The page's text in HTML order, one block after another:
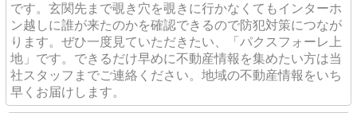
です。玄関先まで覗き穴を覗きに行かなくてもインターホ
ン越しに誰が来たのかを確認できるので防犯対策につなが
ります。ぜひ一度見ていただきたい、「パクスフォーレ上
地」です。できるだけ早めに不動産情報を集めたい方は当
社スタッフまでご連絡ください。地域の不動産情報をいち
早くお届けします。